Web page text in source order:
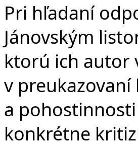
Pri hľadaní
Jánovským
ktorú ich autor
v
a
konkrétne